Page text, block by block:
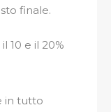
finale.
10 e il 20%
in tutto